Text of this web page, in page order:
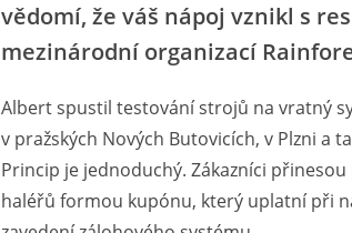
vědomí, že váš nápoj vznikl s
mezinárodní organizací
Albert spustil testování strojů na vratný
v pražských Nových Butovicích, v Plzni a
Princip je jednoduchý. Zákazníci
haléřů formou kupónu, který uplatní při